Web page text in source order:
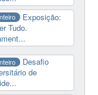
Exposição:
Tudo.
Desafio
de